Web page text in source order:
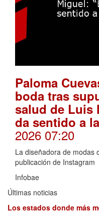
Paloma
boda tras
salud de Luis
da sentido a
2026 07:20
La diseñadora de modas
publicación de Instagram
Infobae
Últimas noticias
Los estados donde más